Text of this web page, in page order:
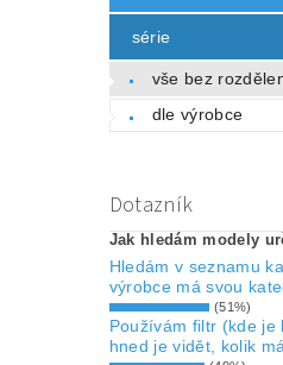
série
vše bez
dle výrobce
Dotazník
Jak hledám modely
Hledám v seznamu
výrobce má svou
(51%)
Používám filtr (kde je
hned je vidět, kolik